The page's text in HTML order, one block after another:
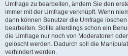
Umfrage zu bearbeiten, ändern Sie den
immer mit der Umfrage verknüpft. Wenn
dann können Benutzer die Umfrage
bearbeiten. Sollte allerdings schon ein
die Umfrage nur noch von Moderatoren
gelöscht werden. Dadurch soll die
verhindert werden.